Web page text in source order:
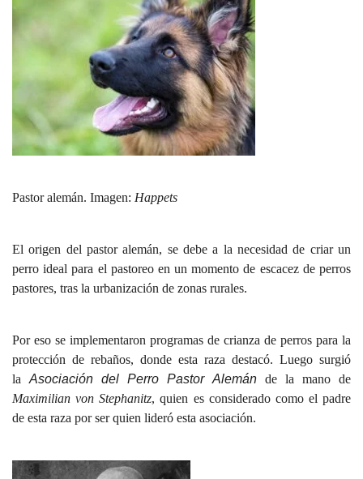
Pastor alemán. Imagen: Happets
El origen del pastor alemán, se debe a la necesidad de criar un
perro ideal para el pastoreo en un momento de escacez de perros
pastores, tras la urbanización de zonas rurales.
Por eso se implementaron programas de crianza de perros para la
protección de rebaños, donde esta raza destacó. Luego surgió
laAsociación del Perro Pastor Alemánde la mano de
Maximilian von Stephanitz, quien es considerado como el padre
de esta raza por ser quien lideró esta asociación.